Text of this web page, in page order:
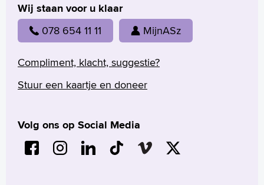
Wij staan voor u klaar
078 654 11 11 MijnASz
Compliment, klacht, suggestie?
Stuur een kaartje en doneer
Volg ons op Social Media